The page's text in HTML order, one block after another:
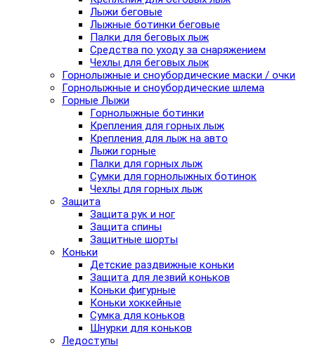
Лыжи беговые
Лыжные ботинки беговые
Палки для беговых лыж
Средства по уходу за снаряжением
Чехлы для беговых лыж
Горнолыжные и сноубордические маски / очки
Горнолыжные и сноубордические шлема
Горные Лыжи
Горнолыжные ботинки
Крепления для горных лыж
Крепления для лыж на авто
Лыжи горные
Палки для горных лыж
Сумки для горнолыжных ботинок
Чехлы для горных лыж
Защита
Защита рук и ног
Защита спины
Защитные шорты
Коньки
Детские раздвижные коньки
Защита для лезвий коньков
Коньки фигурные
Коньки хоккейные
Сумка для коньков
Шнурки для коньков
Ледоступы